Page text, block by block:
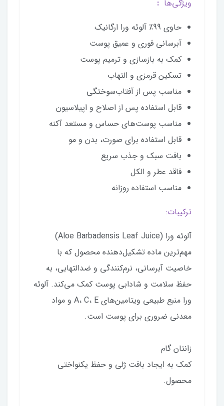
ویژگی‌ها :
حاوی 99٪ آلوئه ورا ارگانیک
آبرسانی فوری و عمیق پوست
کمک به بازسازی و ترمیم پوست
تسکین قرمزی و التهاب
مناسب پس از آفتاب‌سوختگی
قابل استفاده پس از اصلاح و اپیلاسیون
مناسب پوست‌های حساس و مستعد آکنه
قابل استفاده برای صورت، بدن و مو
بافت سبک و جذب سریع
فاقد عطر و الکل
مناسب استفاده روزانه
ترکیبات:
آلوئه ورا (Aloe Barbadensis Leaf Juice)
مهم‌ترین ماده تشکیل‌دهنده محصول که با
خاصیت آبرسانی، نرم‌کنندگی و ضدالتهابی، به
حفظ سلامت و شادابی پوست کمک می‌کند. آلوئه
ورا منبع طبیعی ویتامین‌های A، C، E و مواد
معدنی ضروری برای پوست است.
زانتان گام
کمک به ایجاد بافت ژلی و حفظ یکنواختی
محصول.